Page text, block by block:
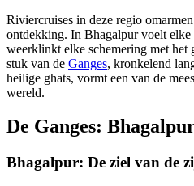
Riviercruises in deze regio
ontdekking. In Bhagalpur voelt elke
weerklinkt elke schemering met
stuk van de Ganges, kronkelend
heilige ghats, vormt een van de
wereld.
De Ganges:
Bhagalpur: De ziel van de